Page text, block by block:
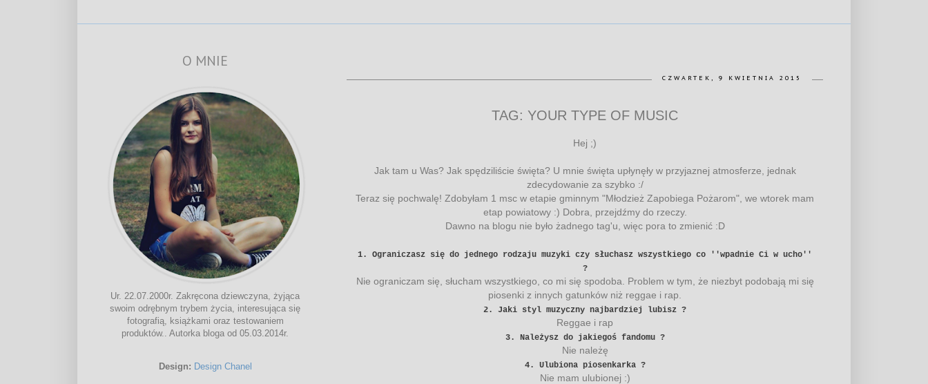
CZWARTEK, 9 KWIETNIA 2015
TAG: YOUR TYPE OF MUSIC
Hej ;)
Jak tam u Was? Jak spędziliście święta? U mnie święta upłynęły w przyjaznej atmosferze, jednak
zdecydowanie za szybko :/
Teraz się pochwalę! Zdobyłam 1 msc w etapie gminnym "Młodzież Zapobiega Pożarom", we wtorek mam
etap powiatowy :) Dobra, przejdźmy do rzeczy.
Dawno na blogu nie było żadnego tag'u, więc pora to zmienić :D
1. Ograniczasz się do jednego rodzaju muzyki czy słuchasz wszystkiego co ''wpadnie Ci w ucho''
?
Nie ograniczam się, słucham wszystkiego, co mi się spodoba. Problem w tym, że niezbyt podobają mi się
piosenki z innych gatunków niż reggae i rap.
2. Jaki styl muzyczny najbardziej lubisz ?
Reggae i rap
3. Należysz do jakiegoś fandomu ?
Nie należę
4. Ulubiona piosenkarka ?
Nie mam ulubionej :)
O MNIE
Ur. 22.07.2000r. Zakręcona dziewczyna, żyjąca
swoim odrębnym trybem życia, interesująca się
fotografią, książkami oraz testowaniem
produktów.. Autorka bloga od 05.03.2014r.
Design: Design Chanel